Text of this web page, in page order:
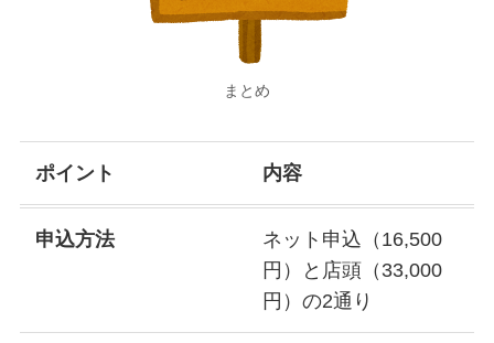
まとめ
ポイント 内容
申込方法
ネット申込（16,500
円）と店頭（33,000
円）の2通り